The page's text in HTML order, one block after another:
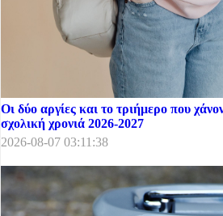
Οι δύο αργίες και το τριήμερο που
σχολική χρονιά 2026-2027
2026-08-07 03:11:38